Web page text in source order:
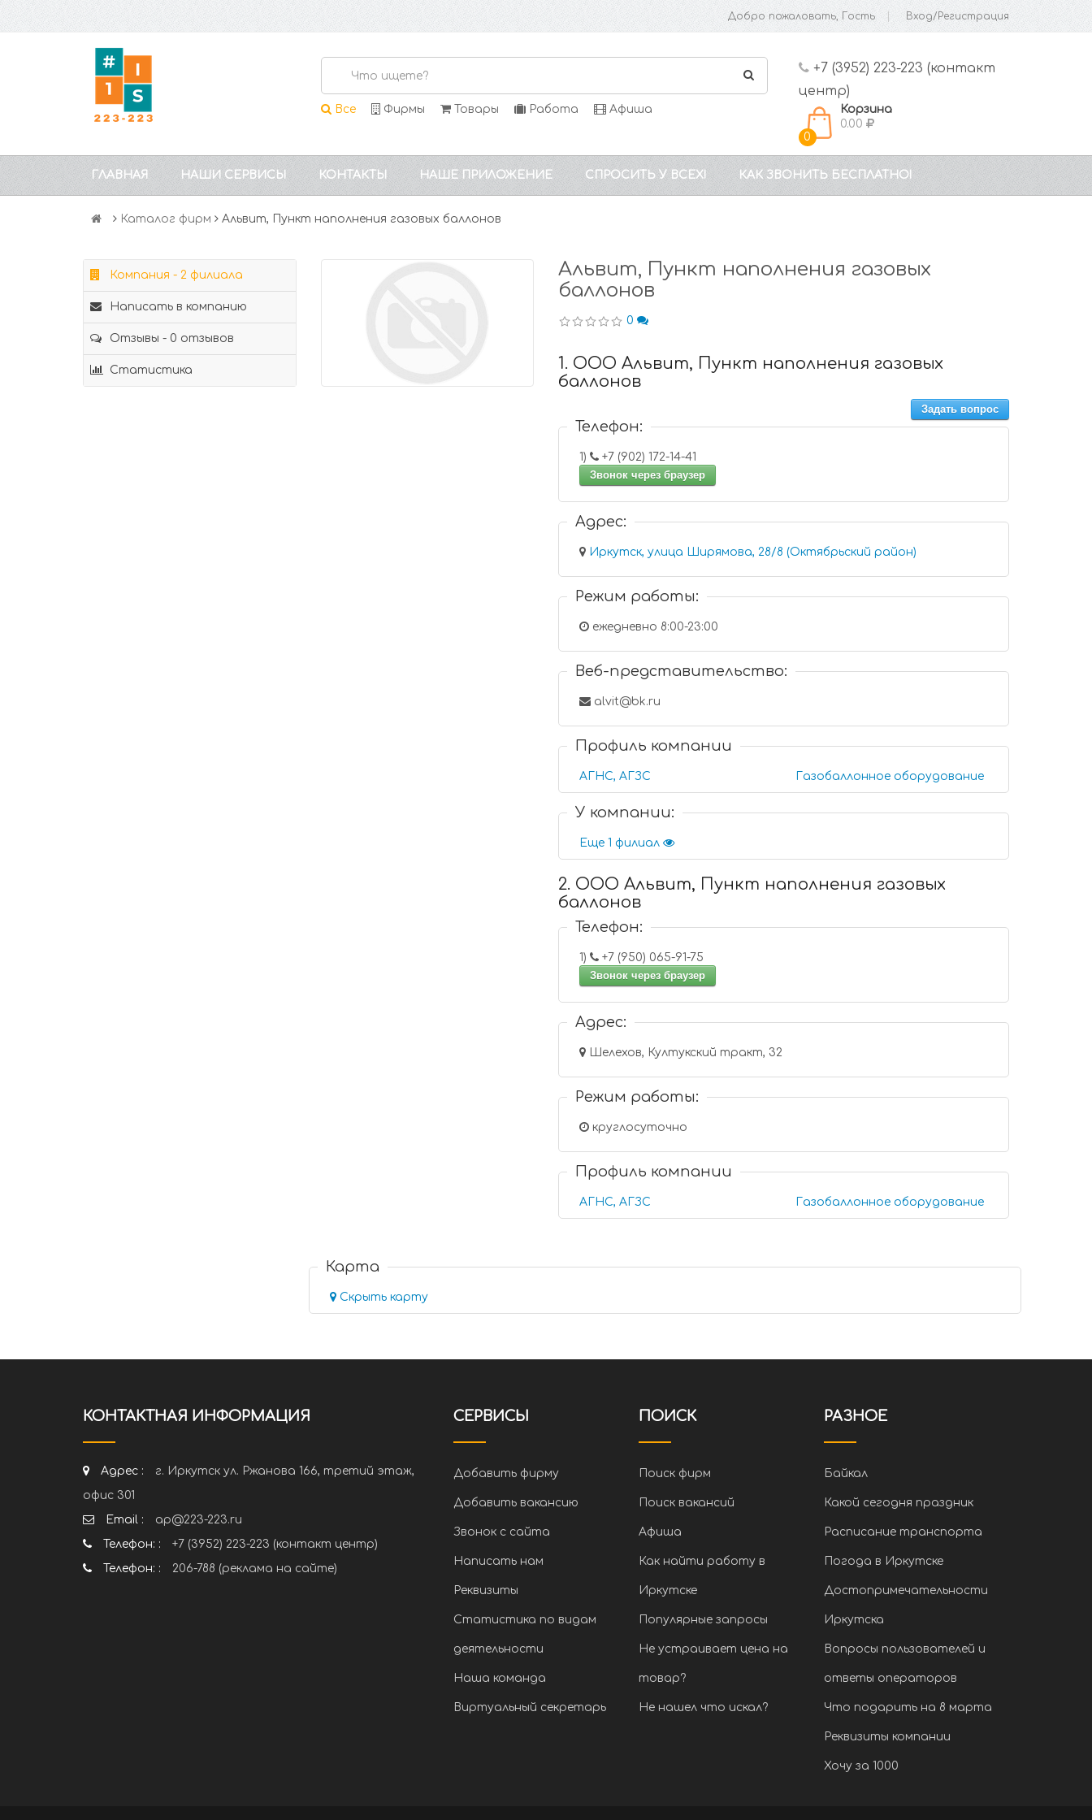
Добро пожаловать, Гость Вход/Регистрация
Все Фирмы Товары Работа Афиша
+7 (3952) 223-223 (контакт
центр)
0
Корзина
0.00
ГЛАВНАЯ НАШИ СЕРВИСЫ КОНТАКТЫ НАШЕ ПРИЛОЖЕНИЕ СПРОСИТЬ У ВСЕХ! КАК ЗВОНИТЬ БЕСПЛАТНО!
Каталог фирм Альвит, Пункт наполнения газовых баллонов
Компания - 2 филиала
Написать в компанию
Отзывы - 0 отзывов
Статистика
Альвит, Пункт наполнения газовых
баллонов
0
1. ООО Альвит, Пункт наполнения газовых
баллонов
Задать вопрос
Телефон:
1)
+7 (902) 172-14-41
Звонок через браузер
Адрес:
Иркутск, улица Ширямова, 28/8 (Октябрьский район)
Режим работы:
ежедневно 8:00-23:00
Веб-представительство:
alvit@bk.ru
Профиль компании
АГНС, АГЗС Газобаллонное оборудование
У компании:
Еще 1 филиал
2. ООО Альвит, Пункт наполнения газовых
баллонов
Телефон:
1)
+7 (950) 065-91-75
Звонок через браузер
Адрес:
Шелехов, Култукский тракт, 32
Режим работы:
круглосуточно
Профиль компании
АГНС, АГЗС Газобаллонное оборудование
Карта
Скрыть карту
КОНТАКТНАЯ ИНФОРМАЦИЯ
Адрес :
г. Иркутск ул. Ржанова 166, третий этаж,
офис 301
Email :
ap@223-223.ru
Телефон: :
+7 (3952) 223-223 (контакт центр)
Телефон: :
206-788 (реклама на сайте)
СЕРВИСЫ
Добавить фирму
Добавить вакансию
Звонок с сайта
Написать нам
Реквизиты
Статистика по видам
деятельности
Наша команда
Виртуальный секретарь
ПОИСК
Поиск фирм
Поиск вакансий
Афиша
Как найти работу в
Иркутске
Популярные запросы
Не устраивает цена на
товар?
Не нашел что искал?
РАЗНОЕ
Байкал
Какой сегодня праздник
Расписание транспорта
Погода в Иркутске
Достопримечательности
Иркутска
Вопросы пользователей и
ответы операторов
Что подарить на 8 марта
Реквизиты компании
Хочу за 1000